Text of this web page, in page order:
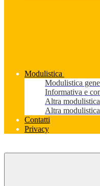
Modulistica
Modulistica
Informativa e
Altra
Altra
Contatti
Privacy